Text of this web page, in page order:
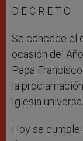
D E C R E T O
Se concede el
ocasión del
Papa
la
Iglesia
Hoy se cumple